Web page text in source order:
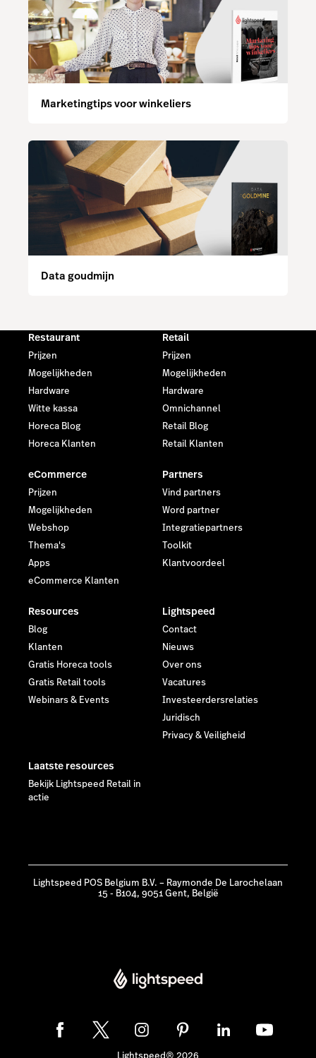
Marketingtips voor winkeliers
Data goudmijn
Restaurant
Prijzen
Mogelijkheden
Hardware
Witte kassa
Horeca Blog
Horeca Klanten
Retail
Prijzen
Mogelijkheden
Hardware
Omnichannel
Retail Blog
Retail Klanten
eCommerce
Prijzen
Mogelijkheden
Webshop
Thema's
Apps
eCommerce Klanten
Partners
Vind partners
Word partner
Integratiepartners
Toolkit
Klantvoordeel
Resources
Blog
Klanten
Gratis Horeca tools
Gratis Retail tools
Webinars & Events
Lightspeed
Contact
Nieuws
Over ons
Vacatures
Investeerdersrelaties
Juridisch
Privacy & Veiligheid
Laatste resources
Bekijk Lightspeed Retail in
actie
Lightspeed POS Belgium B.V. – Raymonde De Larochelaan
15 - B104, 9051 Gent, België